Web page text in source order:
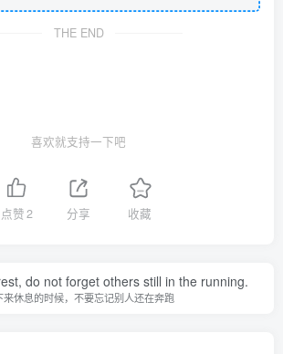
THE END
喜欢就支持一下吧
点赞2 分享 收藏
do not forget others still in the running.
来休息的时候，不要忘记别人还在奔跑